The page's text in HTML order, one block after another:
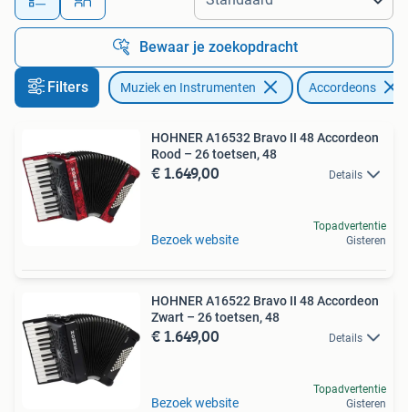
Bewaar je zoekopdracht
Filters Muziek en Instrumenten Accordeons
HOHNER A16532 Bravo II 48 Accordeon
Rood – 26 toetsen, 48
€ 1.649,00 Details
Bezoek website
Topadvertentie
Gisteren
HOHNER A16522 Bravo II 48 Accordeon
Zwart – 26 toetsen, 48
€ 1.649,00 Details
Bezoek website
Topadvertentie
Gisteren